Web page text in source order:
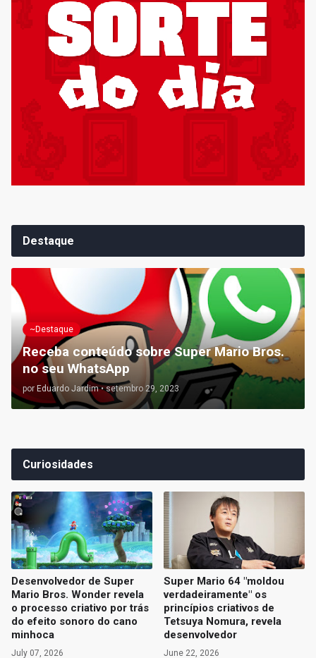
Destaque
~Destaque
Receba conteúdo sobre Super Mario Bros.
no seu WhatsApp
por Eduardo Jardim • setembro 29, 2023
Curiosidades
Desenvolvedor de Super
Mario Bros. Wonder revela
o processo criativo por trás
do efeito sonoro do cano
minhoca
July 07, 2026
Super Mario 64 "moldou
verdadeiramente" os
princípios criativos de
Tetsuya Nomura, revela
desenvolvedor
June 22, 2026